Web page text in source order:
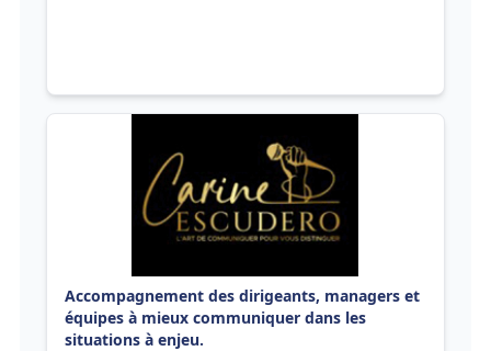
Accompagnement des dirigeants, managers et
équipes à mieux communiquer dans les
situations à enjeu.